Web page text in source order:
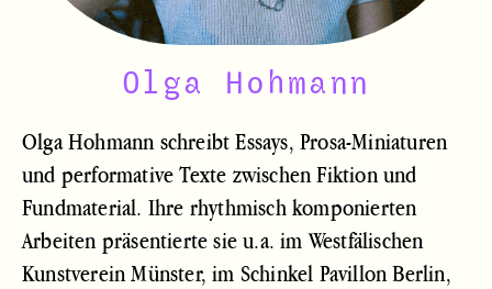
Olga Hohmann
Olga Hohmann schreibt Essays, Prosa-Miniaturen
und performative Texte zwischen Fiktion und
Fundmaterial. Ihre rhythmisch komponierten
Arbeiten präsentierte sie u.a. im Westfälischen
Kunstverein Münster, im Schinkel Pavillon Berlin,